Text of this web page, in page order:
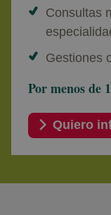
Consultas
Gestiones
Por menos de
Quiero